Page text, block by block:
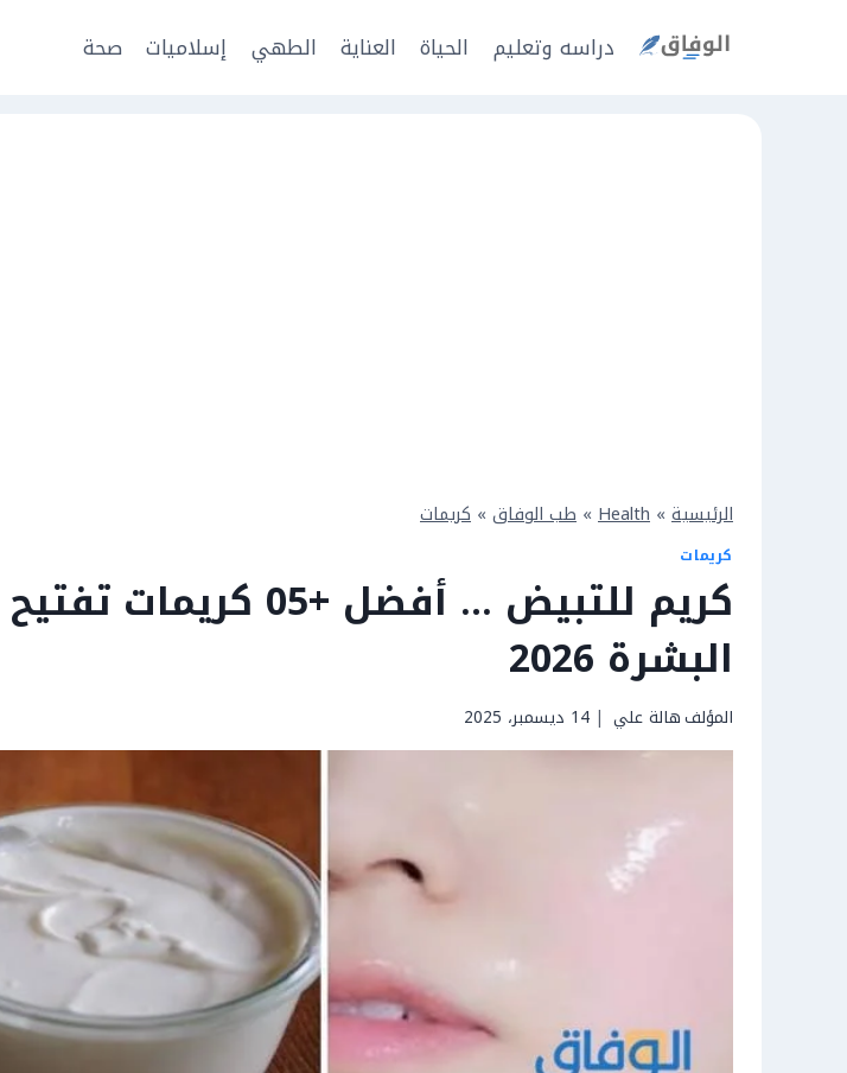
دراسه وتعليم الحياة العناية الطهي إسلاميات صحة
الرئيسية »
Health
» طب الوفاق » كريمات
كريمات
كريم للتبيض … أفضل +05 كريمات تفتيح
البشرة 2026
المؤلفهالة علي 14 ديسمبر، 2025